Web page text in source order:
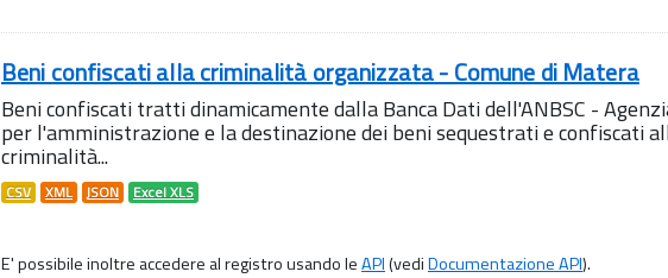
Beni confiscati alla criminalità organizzata - Comune di Matera
Beni confiscati tratti dinamicamente dalla Banca Dati dell'ANBSC -
per l'amministrazione e la destinazione dei beni sequestrati e confiscati
criminalità...
CSV XML JSON Excel XLS
E' possibile inoltre accedere al registro usando leAPI(vediDocumentazione API).